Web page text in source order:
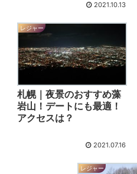
2021.10.13
レジャー
札幌｜夜景のおすすめ藻
岩山！デートにも最適！
アクセスは？
2021.07.16
レジャー